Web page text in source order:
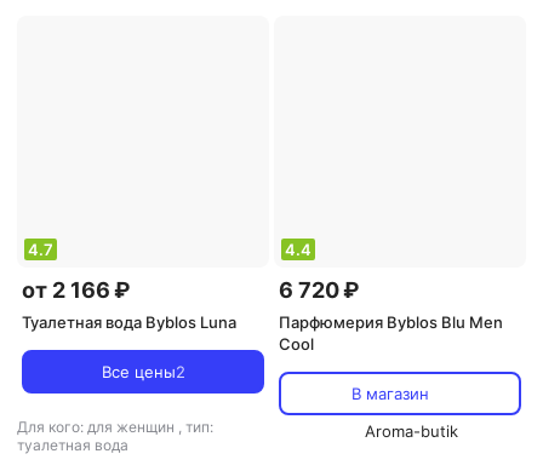
4.7
от 2 166 ₽
Туалетная вода Byblos Luna
Все цены2
Для кого: для женщин , тип:
туалетная вода
4.4
6 720 ₽
Парфюмерия Byblos Blu Men
Cool
В магазин
Aroma-butik